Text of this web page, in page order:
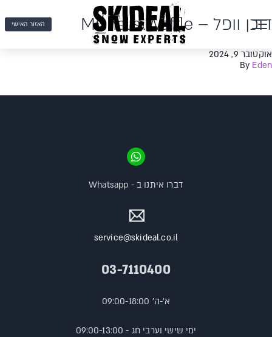
האזור האישי דוכן וופל – Mishel’s Waffle
אוקטובר 9, 2024
By Eden
service@skideal.co.il
03-7110400
א'-ה' 09:00-18:00
ימי שישי וערבי חג - 09:00-13:00
דברו איתנו ב - Whatsapp